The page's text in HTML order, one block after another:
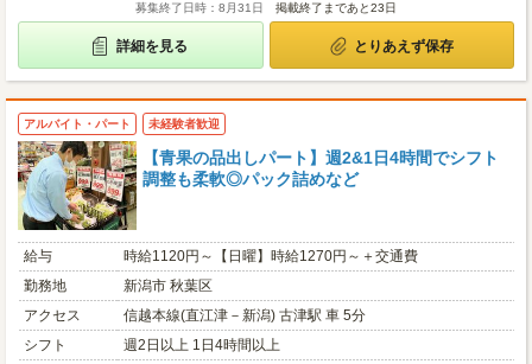
募集終了日時：8月31日 掲載終了まであと23日
詳細を見る とりあえず保存
アルバイト・パート 未経験者歓迎
【青果の品出しパート】週2&1日4時間でシフト
調整も柔軟◎パック詰めなど
給与
時給1120円～【日曜】時給1270円～＋交通費
勤務地
新潟市 秋葉区
アクセス
信越本線(直江津－新潟) 古津駅 車 5分
シフト
週2日以上 1日4時間以上